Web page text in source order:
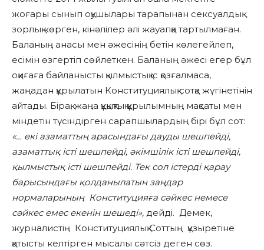
жоғары сынып оқушылары тарапынан сексуалдық
зорлық көрген, кінәлілер әлі жауапқа тартылмаған.
Баланың анасы мен әжесінің бетін көлегейлеп,
есімін өзгертіп сөйлеткен. Баланың әжесі егер бұл
оқиғаға байланысты қылмыстық іс қозғалмаса,
жаңадан құрылатын Конституциялық сотқа жүгінетінін
айтады. Бірақ, жаңа құқықтық құрылымның мақсаты мен
міндетін түсіндірген сарапшылардың бірі бұл сот:
«… екі азаматтың арасындағы дауды шешпейді,
азаматтық істі шешпейді, әкімшілік істі шешпейді,
қылмыстық істі шешпейді. Тек сол істерді қарау
барысындағы қолданылатын заңдар
нормаларының Конституцияға сәйкес немесе
сәйкес емес екенін шешеді», дейді. Демек,
журналистің Конституциялық Соттың құзыретіне
қатысты келтірген мысалы сәтсіз деген сөз.